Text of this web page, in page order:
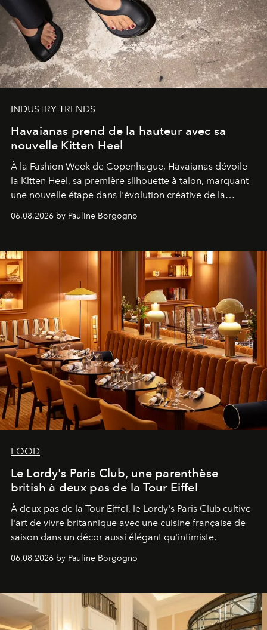
INDUSTRY TRENDS
Havaianas prend de la hauteur avec sa
nouvelle Kitten Heel
À la Fashion Week de Copenhague, Havaianas dévoile
la Kitten Heel, sa première silhouette à talon, marquant
une nouvelle étape dans l'évolution créative de la
06.08.2026 by Pauline Borgogno
FOOD
Le Lordy's Paris Club, une parenthèse
british à deux pas de la Tour Eiffel
À deux pas de la Tour Eiffel, le Lordy's Paris Club cultive
l'art de vivre britannique avec une cuisine française de
saison dans un décor aussi élégant qu'intimiste.
06.08.2026 by Pauline Borgogno